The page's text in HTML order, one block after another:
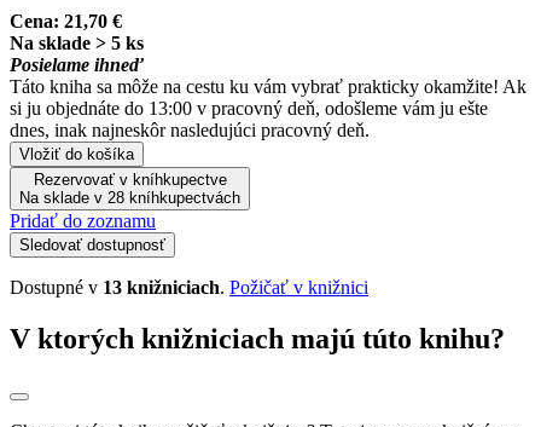
Cena: 21,70 €
Na sklade > 5 ks
Posielame ihneď
Táto kniha sa môže na cestu ku vám vybrať prakticky okamžite! Ak
si ju objednáte do 13:00 v pracovný deň, odošleme vám ju ešte
dnes, inak najneskôr nasledujúci pracovný deň.
Vložiť do košíka
Rezervovať v kníhkupectve
Na sklade v 28 kníhkupectvách
Pridať do zoznamu
Sledovať dostupnosť
Dostupné v 13 knižniciach. Požičať v knižnici
V ktorých knižniciach majú túto knihu?